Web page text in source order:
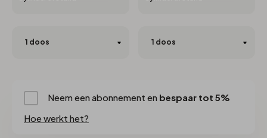
Neem een abonnement en bespaar tot 5%
Hoe werkt het?